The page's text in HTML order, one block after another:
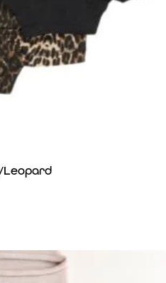
Leopard